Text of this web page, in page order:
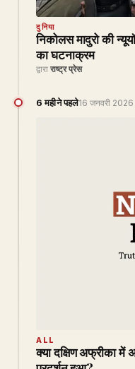
दुनिया
निकोलस मादुरो की
का घटनाक्रम
द्वारा राष्ट्र प्रेस
6 महीने पहले16 जनवरी 2026
ALL
क्या दक्षिण अफ्रीका